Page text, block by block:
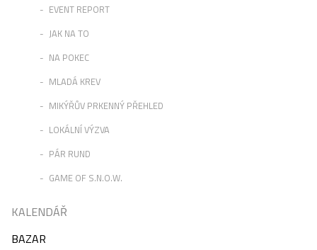
EVENT REPORT
JAK NA TO
NA POKEC
MLADÁ KREV
MIKÝŘŮV PRKENNÝ PŘEHLED
LOKÁLNÍ VÝZVA
PÁR RUND
GAME OF S.N.O.W.
KALENDÁŘ
BAZAR